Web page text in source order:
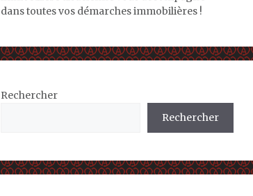
dans toutes vos démarches immobilières !
Rechercher
Rechercher